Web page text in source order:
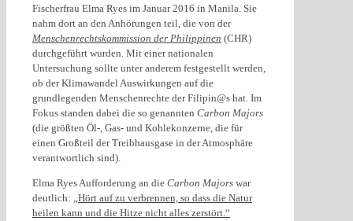
Fischerfrau Elma Ryes im Januar 2016 in Manila. Sie
nahm dort an den Anhörungen teil, die von der
Menschenrechtskommission der Philippinen (CHR)
durchgeführt wurden. Mit einer nationalen
Untersuchung sollte unter anderem festgestellt werden,
ob der Klimawandel Auswirkungen auf die
grundlegenden Menschenrechte der Filipin@s hat. Im
Fokus standen dabei die so genannten Carbon Majors
(die größten Öl-, Gas- und Kohlekonzerne, die für
einen Großteil der Treibhausgase in der Atmosphäre
verantwortlich sind).
Elma Ryes Aufforderung an die Carbon Majors war
deutlich: „Hört auf zu verbrennen, so dass die Natur
heilen kann und die Hitze nicht alles zerstört.“